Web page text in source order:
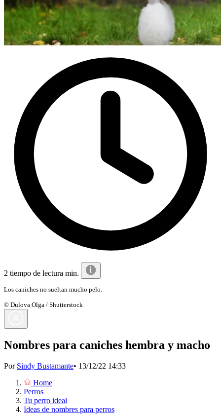
2 tiempo de lectura min.
Los caniches no sueltan mucho pelo.
© Dulova Olga / Shutterstock
Nombres para caniches hembra y macho
Por Sindy Bustamante• 13/12/22 14:33
Home
Perros
Tu perro ideal
Ideas de nombres para perros